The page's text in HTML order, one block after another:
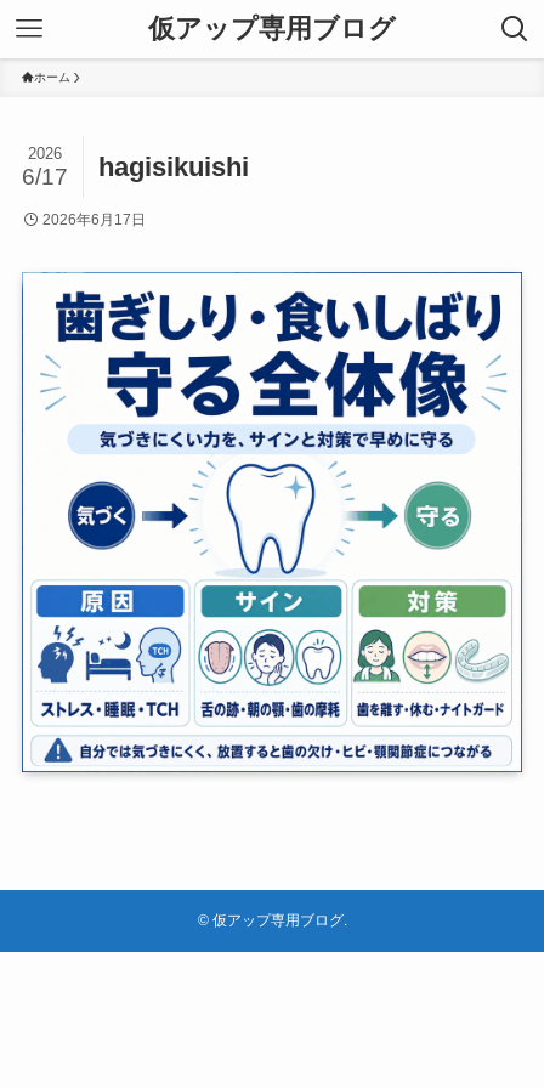
仮アップ専用ブログ
ホーム
hagisikuishi
2026
6/17
2026年6月17日
©仮アップ専用ブログ.